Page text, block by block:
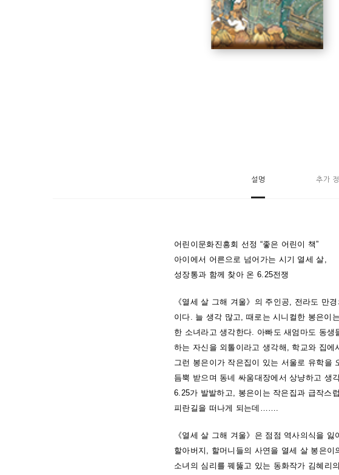
설명 추가
어린이문화진흥회 선정 “좋은 어린이 책”
아이에서 어른으로 넘어가는 시기 열세 살,
성장통과 함께 찾아 온 6.25전쟁
《열세 살 그해 겨울》의 주인공, 전라도 만
이다. 늘 생각 많고, 때로는 시니컬한 봉은이
한 소녀라고 생각한다. 아빠도 새엄마도 동
하는 자신을 외톨이라고 생각해, 학교와 집
그런 봉은이가 작은집이 있는 서울로 유학을
듬뿍 받으며 동네 싸움대장에서 상냥하고 생
6.25가 발발하고, 봉은이는 작은집과 급작스
피란길을 떠나게 되는데…….
《열세 살 그해 겨울》은 점점 역사의식을
할아버지, 할머니들의 사연을 열세 살 봉은
소녀의 심리를 꿰뚫고 있는 동화작가 김혜리
그린 책으로는 《수궁가》, 《독불장군 우리 엄마》, 《얘들아 백두산 가자》